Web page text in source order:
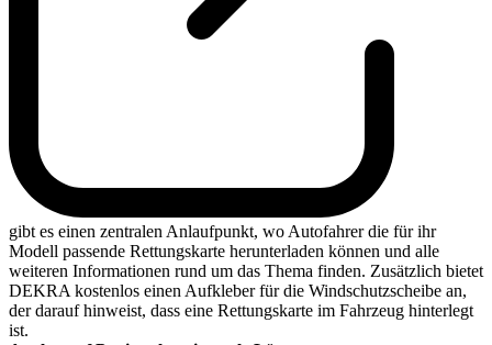
gibt es einen zentralen Anlaufpunkt, wo Autofahrer die für ihr
Modell passende Rettungskarte herunterladen können und alle
weiteren Informationen rund um das Thema finden. Zusätzlich bietet
DEKRA kostenlos einen Aufkleber für die Windschutzscheibe an,
der darauf hinweist, dass eine Rettungskarte im Fahrzeug hinterlegt
ist.